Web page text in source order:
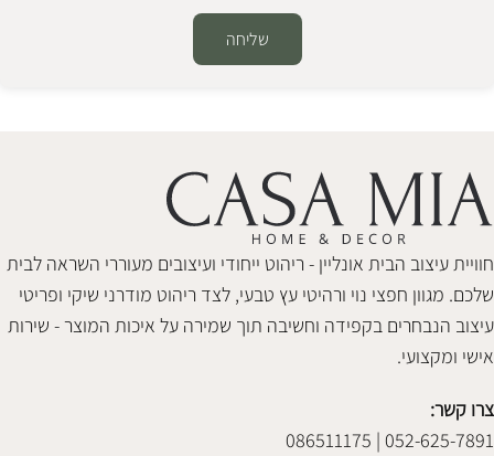
שליחה
חוויית עיצוב הבית אונליין - ריהוט ייחודי ועיצובים מעוררי השראה לבית
שלכם. מגוון חפצי נוי ורהיטי עץ טבעי, לצד ריהוט מודרני שיקי ופריטי
עיצוב הנבחרים בקפידה וחשיבה תוך שמירה על איכות המוצר - שירות
אישי ומקצועי.
צרו קשר:
052-625-7891 | 086511175